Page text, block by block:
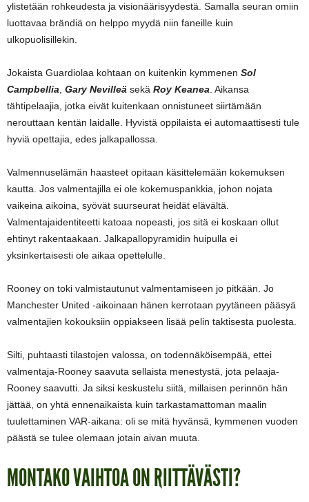
ylistetään rohkeudesta ja visionäärisyydestä. Samalla seuran omiin
luottavaa brändiä on helppo myydä niin faneille kuin
ulkopuolisillekin.
Jokaista Guardiolaa kohtaan on kuitenkin kymmenen Sol
Campbellia, Gary Nevilleä sekä Roy Keanea. Aikansa
tähtipelaajia, jotka eivät kuitenkaan onnistuneet siirtämään
nerouttaan kentän laidalle. Hyvistä oppilaista ei automaattisesti tule
hyviä opettajia, edes jalkapallossa.
Valmennuselämän haasteet opitaan käsittelemään kokemuksen
kautta. Jos valmentajilla ei ole kokemuspankkia, johon nojata
vaikeina aikoina, syövät suurseurat heidät elävältä.
Valmentajaidentiteetti katoaa nopeasti, jos sitä ei koskaan ollut
ehtinyt rakentaakaan. Jalkapallopyramidin huipulla ei
yksinkertaisesti ole aikaa opettelulle.
Rooney on toki valmistautunut valmentamiseen jo pitkään. Jo
Manchester United -aikoinaan hänen kerrotaan pyytäneen pääsyä
valmentajien kokouksiin oppiakseen lisää pelin taktisesta puolesta.
Silti, puhtaasti tilastojen valossa, on todennäköisempää, ettei
valmentaja-Rooney saavuta sellaista menestystä, jota pelaaja-
Rooney saavutti. Ja siksi keskustelu siitä, millaisen perinnön hän
jättää, on yhtä ennenaikaista kuin tarkastamattoman maalin
tuulettaminen VAR-aikana: oli se mitä hyvänsä, kymmenen vuoden
päästä se tulee olemaan jotain aivan muuta.
MONTAKO VAIHTOA ON RIITTÄVÄSTI?